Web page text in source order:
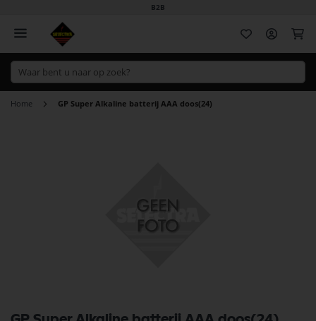
B2B
Home GP Super Alkaline batterij AAA doos(24)